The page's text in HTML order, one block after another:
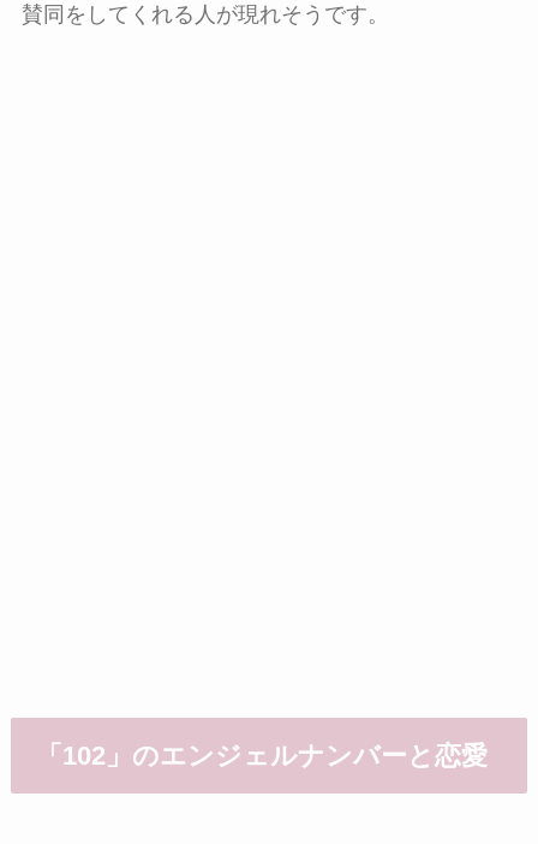
賛同をしてくれる人が現れそうです。
「102」のエンジェルナンバーと恋愛